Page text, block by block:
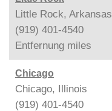
Little Rock, Arkansas
(919) 401-4540
Entfernung miles
Chicago
Chicago, Illinois
(919) 401-4540